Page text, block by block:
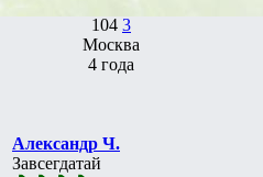
104 3
Москва
4 года
Александр Ч.
Завсегдатай